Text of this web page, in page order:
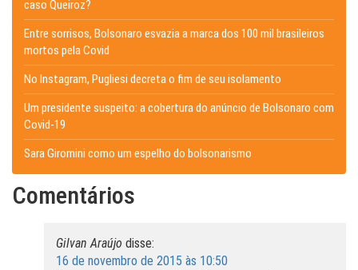
caso Queiroz?
Entre sorrisos, Bolsonaro esvazia a marca dos 100 mil brasileiros
mortos pela Covid
No Instagram, Pugliesi decreta o fim de seu isolamento
Um presidente suspeito: a cobertura do anúncio de Bolsonaro com
Covid-19
Sara Giromini como um espelho do bolsonarismo
Comentários
Gilvan Araújo disse:
16 de novembro de 2015 às 10:50